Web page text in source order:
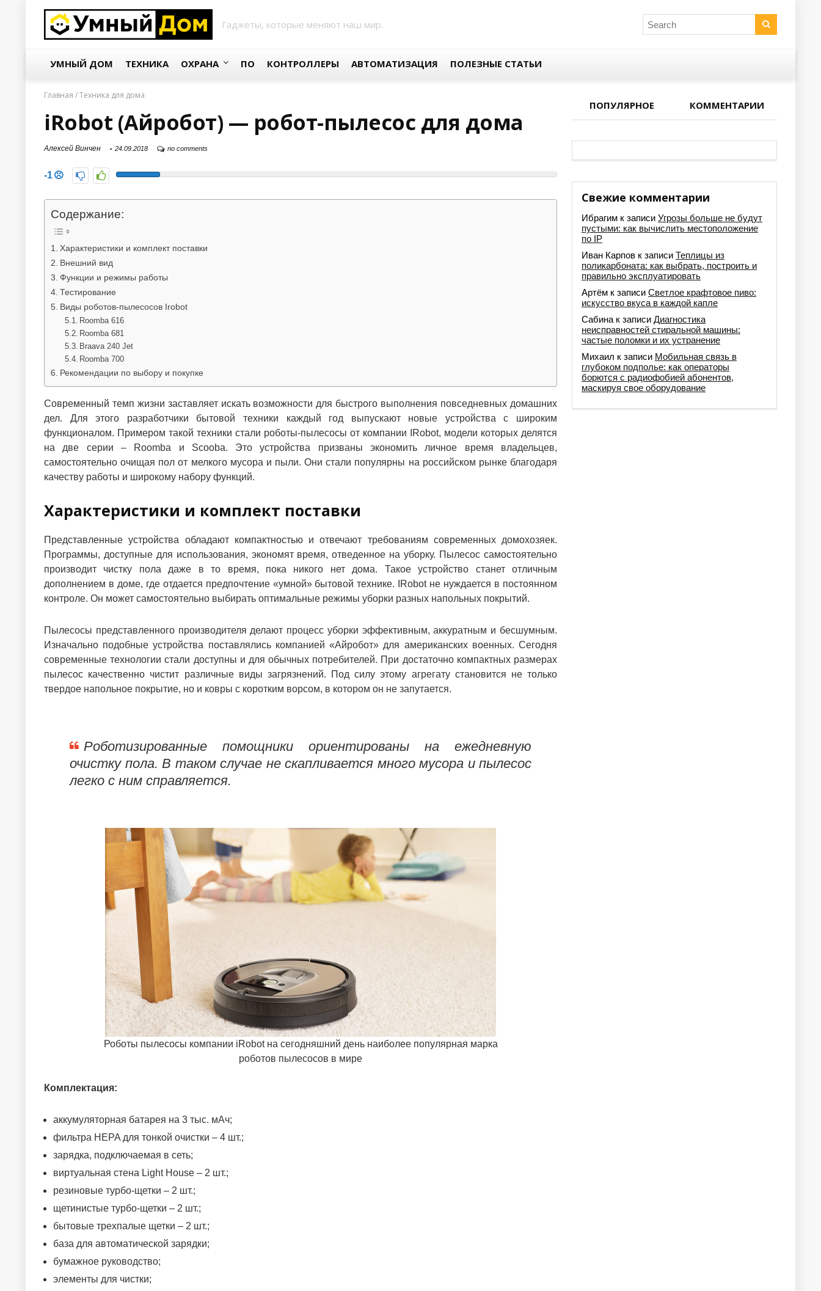
Гаджеты, которые меняют наш мир.
УМНЫЙ ДОМ ТЕХНИКА ОХРАНА ПО КОНТРОЛЛЕРЫ АВТОМАТИЗАЦИЯ ПОЛЕЗНЫЕ СТАТЬИ
Главная /Техника для дома
iRobot (Айробот) — робот-пылесос для дома
Алексей Винчен 24.09.2018 no comments
-1
Содержание:
Характеристики и комплект поставки
Внешний вид
Функции и режимы работы
Тестирование
Виды роботов-пылесосов Irobot
Roomba 616
Roomba 681
Braava 240 Jet
Roomba 700
Рекомендации по выбору и покупке
Современный темп жизни заставляет искать возможности для быстрого выполнения повседневных домашних
дел. Для этого разработчики бытовой техники каждый год выпускают новые устройства с широким
функционалом. Примером такой техники стали роботы-пылесосы от компании IRobot, модели которых делятся
на две серии – Roomba и Scooba. Это устройства призваны экономить личное время владельцев,
самостоятельно очищая пол от мелкого мусора и пыли. Они стали популярны на российском рынке благодаря
качеству работы и широкому набору функций.
Характеристики и комплект поставки
Представленные устройства обладают компактностью и отвечают требованиям современных домохозяек.
Программы, доступные для использования, экономят время, отведенное на уборку. Пылесос самостоятельно
производит чистку пола даже в то время, пока никого нет дома. Такое устройство станет отличным
дополнением в доме, где отдается предпочтение «умной» бытовой технике. IRobot не нуждается в постоянном
контроле. Он может самостоятельно выбирать оптимальные режимы уборки разных напольных покрытий.
Пылесосы представленного производителя делают процесс уборки эффективным, аккуратным и бесшумным.
Изначально подобные устройства поставлялись компанией «Айробот» для американских военных. Сегодня
современные технологии стали доступны и для обычных потребителей. При достаточно компактных размерах
пылесос качественно чистит различные виды загрязнений. Под силу этому агрегату становится не только
твердое напольное покрытие, но и ковры с коротким ворсом, в котором он не запутается.
Роботизированные помощники ориентированы на ежедневную
очистку пола. В таком случае не скапливается много мусора и пылесос
легко с ним справляется.
Роботы пылесосы компании iRobot на сегодняшний день наиболее популярная марка
роботов пылесосов в мире
Комплектация:
аккумуляторная батарея на 3 тыс. мАч;
фильтра HEPA для тонкой очистки – 4 шт.;
зарядка, подключаемая в сеть;
виртуальная стена Light House – 2 шт.;
резиновые турбо-щетки – 2 шт.;
щетинистые турбо-щетки – 2 шт.;
бытовые трехпалые щетки – 2 шт.;
база для автоматической зарядки;
бумажное руководство;
элементы для чистки;
ПОПУЛЯРНОЕ КОММЕНТАРИИ
Свежие комментарии
Ибрагим к записи Угрозы больше не будут
пустыми: как вычислить местоположение
по IP
Иван Карпов к записи Теплицы из
поликарбоната: как выбрать, построить и
правильно эксплуатировать
Артём к записи Светлое крафтовое пиво:
искусство вкуса в каждой капле
Сабина к записи Диагностика
неисправностей стиральной машины:
частые поломки и их устранение
Михаил к записи Мобильная связь в
глубоком подполье: как операторы
борются с радиофобией абонентов,
маскируя свое оборудование